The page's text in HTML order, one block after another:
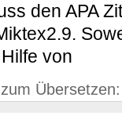
den APA
von
Übersetzen: